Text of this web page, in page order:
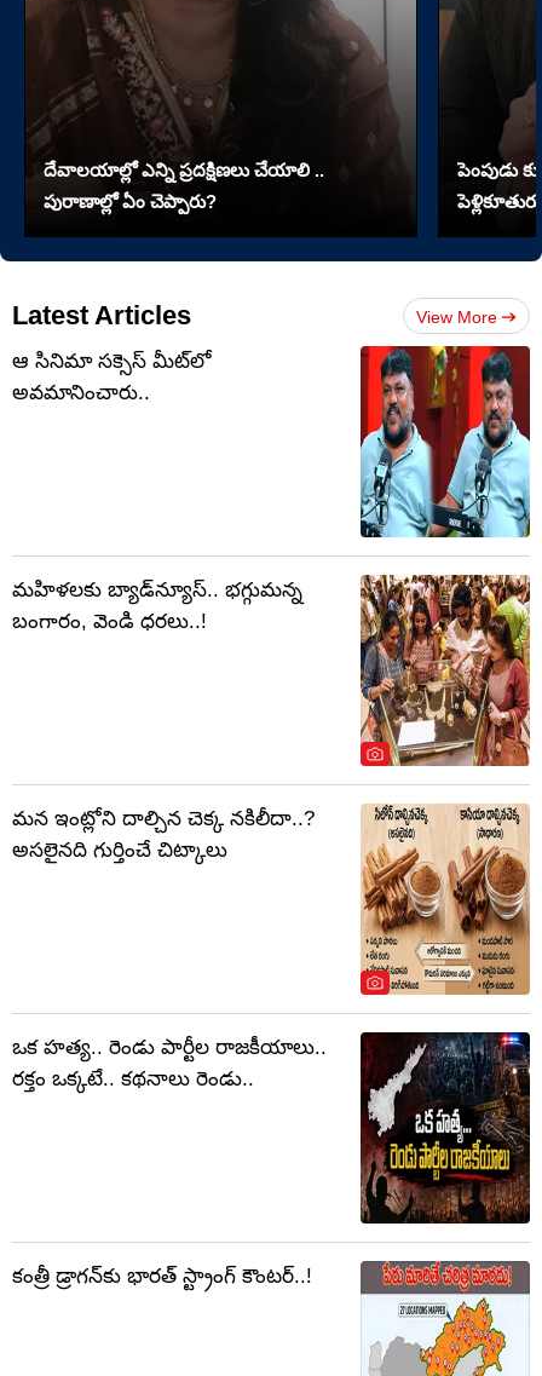
దేవాలయాల్లో ఎన్ని ప్రదక్షిణలు చేయాలి ..
పురాణాల్లో ఏం చెప్పారు?
పెంపుడు
పెళ్లికూతురు
Latest Articles View More
ఆ సినిమా సక్సెస్ మీట్‌లో
అవమానించారు..
మహిళలకు బ్యాడ్‌న్యూస్‌.. భగ్గుమన్న
బంగారం, వెండి ధరలు..!
మన ఇంట్లోని దాల్చిన చెక్క నకిలీదా..?
అసలైనది గుర్తించే చిట్కాలు
ఒక హత్య.. రెండు పార్టీల రాజకీయాలు..
రక్తం ఒక్కటే.. కథనాలు రెండు..
కంత్రీ డ్రాగన్‌కు భారత్ స్ట్రాంగ్ కౌంటర్..!